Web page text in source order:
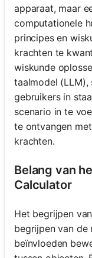
apparaat, maar
computationele
principes en
krachten te
wiskunde
taalmodel
gebruikers in
scenario in te
te ontvangen
krachten.
Belang van
Calculator
Het begrijpen
begrijpen van de
beïnvloeden